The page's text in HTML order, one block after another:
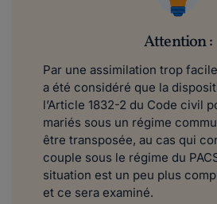
Attention :
Par une assimilation trop
a été considéré que la
l’Article 1832-2 du Code civil
mariés sous un régime
être transposée, au cas qui
couple sous le régime du
situation est un peu plus
et ce sera examiné.